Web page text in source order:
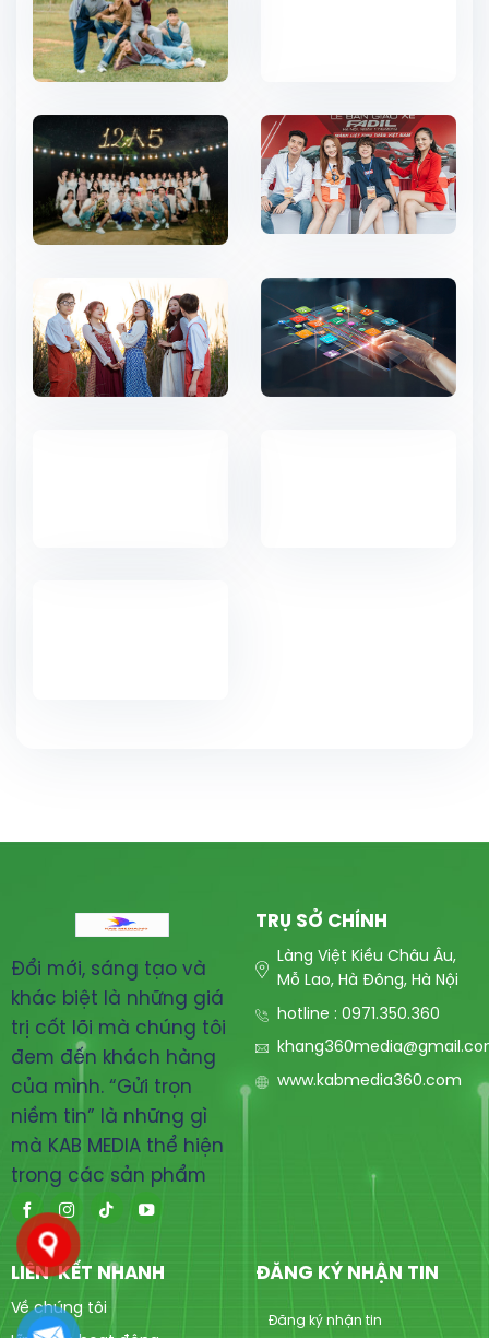
Đổi mới, sáng tạo và
khác biệt là những giá
trị cốt lõi mà chúng tôi
đem đến khách hàng
của mình. “Gửi trọn
niềm tin” là những gì
mà KAB MEDIA thể hiện
trong các sản phẩm
TRỤ SỞ CHÍNH
Làng Việt Kiều Châu Âu,
Mỗ Lao, Hà Đông, Hà Nội
hotline : 0971.350.360
www.kabmedia360.com
LIÊN KẾT NHANH
Về chúng tôi
ĐĂNG KÝ NHẬN TIN